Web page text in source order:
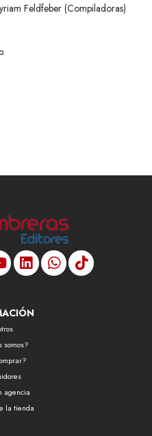
Feldfeber (Compiladoras)
somos?
agencia
la tienda